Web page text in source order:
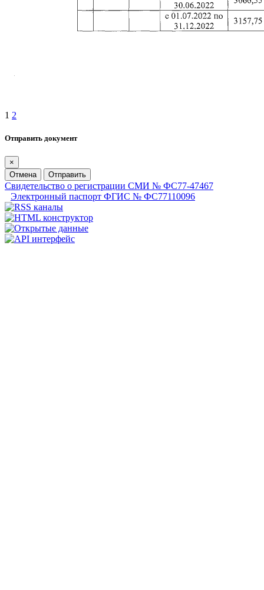
1 2
Отправить документ
×
Отмена
Отправить
Свидетельство о регистрации СМИ № ФС77-47467
Электронный паспорт ФГИС № ФС77110096